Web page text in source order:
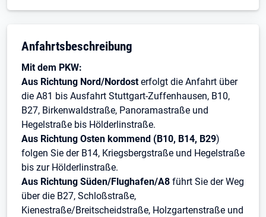
Anfahrtsbeschreibung
Mit dem PKW:
Aus Richtung Nord/Nordosterfolgt die Anfahrt über
die A81 bis Ausfahrt Stuttgart-Zuffenhausen, B10,
B27, Birkenwaldstraße, Panoramastraße und
Hegelstraße bis Hölderlinstraße.
Aus Richtung Osten kommend (B10, B14, B29)
folgen Sie der B14, Kriegsbergstraße und Hegelstraße
bis zur Hölderlinstraße.
Aus Richtung Süden/Flughafen/A8 führt Sie der Weg
über die B27, Schloßstraße,
Kienestraße/Breitscheidstraße, Holzgartenstraße und